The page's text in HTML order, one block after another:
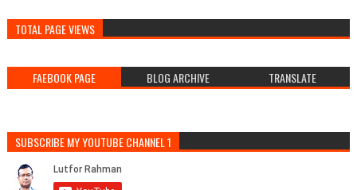
TOTAL PAGE VIEWS
FAEBOOK PAGE BLOG ARCHIVE TRANSLATE
SUBSCRIBE MY YOUTUBE CHANNEL 1